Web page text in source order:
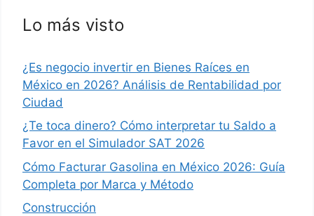
Lo más visto
¿Es negocio invertir en Bienes Raíces en
México en 2026? Análisis de Rentabilidad por
Ciudad
¿Te toca dinero? Cómo interpretar tu Saldo a
Favor en el Simulador SAT 2026
Cómo Facturar Gasolina en México 2026: Guía
Completa por Marca y Método
Construcción